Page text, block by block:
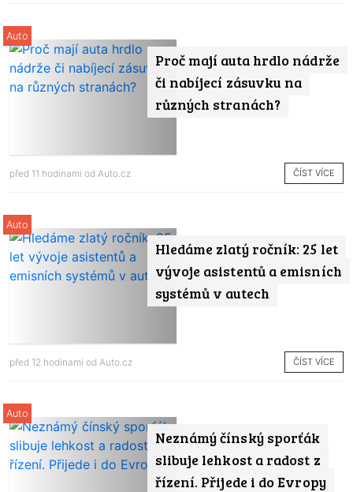
Proč mají auta hrdlo nádrže
či nabíjecí zásuvku na
různých stranách?
Auto
před 11 hodinami od Auto.cz ČÍST VÍCE
Hledáme zlatý ročník: 25 let
vývoje asistentů a emisních
systémů v autech
Auto
před 12 hodinami od Auto.cz ČÍST VÍCE
Neznámý čínský sporťák
slibuje lehkost a radost z
řízení. Přijede i do Evropy
Auto